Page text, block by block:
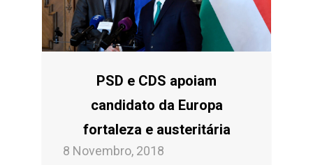
PSD e CDS apoiam
candidato da Europa
fortaleza e austeritária
8 Novembro, 2018